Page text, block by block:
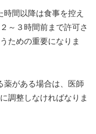
時間以降は食事を控え
～３時間前まで許可さ
ための重要になりま
薬がある場合は、医師
調整しなければなりま